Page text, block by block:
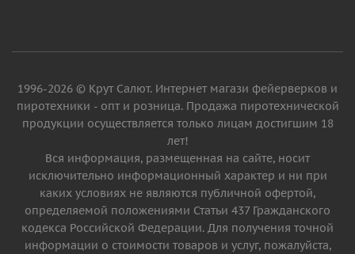
1996-2026 © Крут Салют. Интернет магази фейерверков и
пиротехники - опт и розница. Продажа пиротехнической
продукции осуществляется только лицам достигшим 18
лет!
Вся информация, размещенная на сайте, носит
исключительно информационный характер и ни при
каких условиях не являются публичной офертой,
определяемой положениями Статьи 437 Гражданского
кодекса Российской Федерации. Для получения точной
информации о стоимости товаров и услуг, пожалуйста,